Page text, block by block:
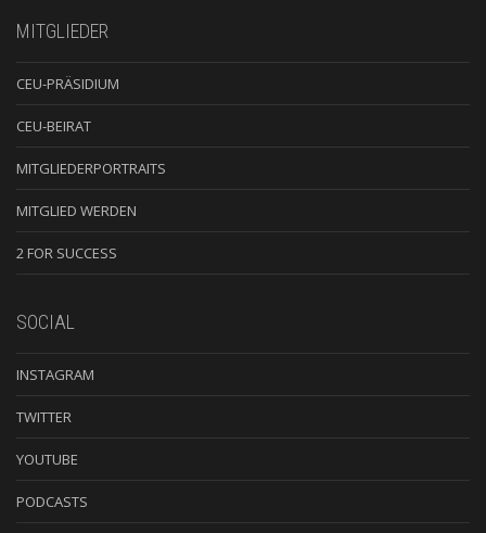
MITGLIEDER
CEU-PRÄSIDIUM
CEU-BEIRAT
MITGLIEDERPORTRAITS
MITGLIED WERDEN
2 FOR SUCCESS
SOCIAL
INSTAGRAM
TWITTER
YOUTUBE
PODCASTS